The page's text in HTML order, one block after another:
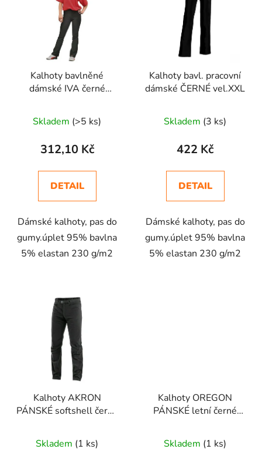
Kalhoty bavlněné
dámské IVA černé
Skladem (>5 ks)
312,10 Kč
DETAIL
Dámské kalhoty, pas do
gumy.úplet 95% bavlna
5% elastan 230 g/m2
Kalhoty bavl. pracovní
dámské ČERNÉ vel.XXL
Skladem (3 ks)
422 Kč
DETAIL
Dámské kalhoty, pas do
gumy.úplet 95% bavlna
5% elastan 230 g/m2
Kalhoty AKRON
PÁNSKÉ softshell černé
Skladem (1 ks)
Kalhoty OREGON
PÁNSKÉ letní černé
Skladem (1 ks)